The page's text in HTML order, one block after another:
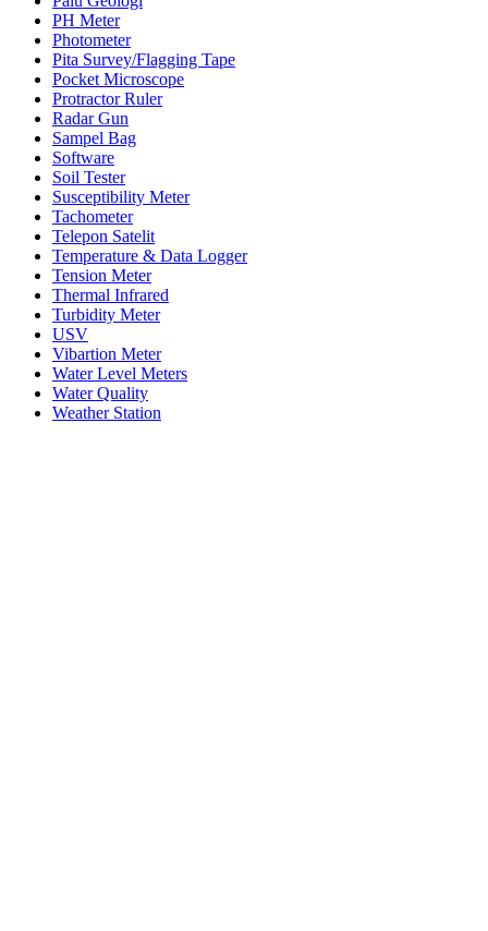
PH Meter
Photometer
Pita Survey/Flagging Tape
Pocket Microscope
Protractor Ruler
Radar Gun
Sampel Bag
Software
Soil Tester
Susceptibility Meter
Tachometer
Telepon Satelit
Temperature & Data Logger
Tension Meter
Thermal Infrared
Turbidity Meter
USV
Vibartion Meter
Water Level Meters
Water Quality
Weather Station